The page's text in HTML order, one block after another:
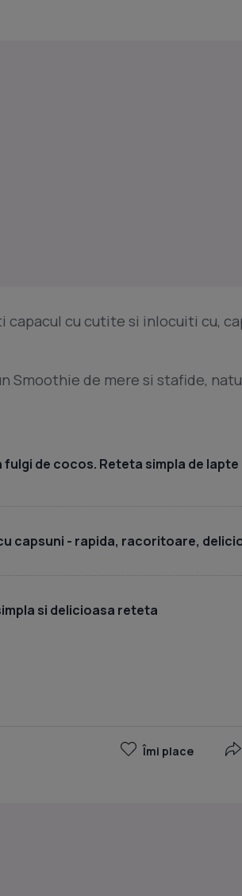
cu cutite si inlocuiti cu,
Smoothie de mere si stafide,
de cocos. Reteta simpla de lapte
capsuni - rapida, racoritoare,
si delicioasa reteta
Îmi place